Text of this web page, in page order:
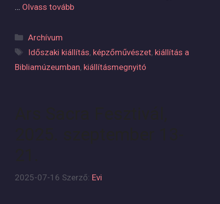
… Olvass tovább
Kategória
Archívum
Címkék
Időszaki kiállítás, képzőművészet, kiállítás a
Bibliamúzeumban, kiállításmegnyitó
2025-07-16 Szerző: Evi